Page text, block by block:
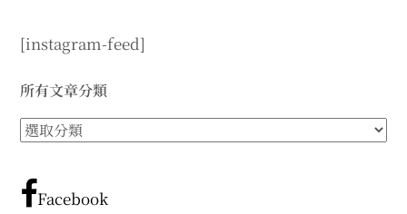
[instagram-feed]
所有文章分類
所
文
章Facebook